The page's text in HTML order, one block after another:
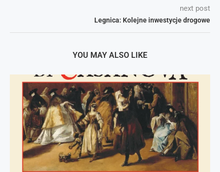
next post
Legnica: Kolejne inwestycje drogowe
YOU MAY ALSO LIKE